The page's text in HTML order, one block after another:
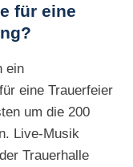
für eine
ein
eine Trauerfeier
um die 200
Live-Musik
Trauerhalle